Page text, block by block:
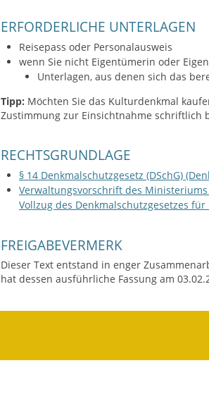
ERFORDERLICHE UNTERLAGEN
Reisepass oder Personalausweis
wenn Sie nicht Eigentümerin oder
Unterlagen, aus denen sich das
Tipp: Möchten Sie das Kulturdenkmal
Zustimmung zur Einsichtnahme schriftlich
RECHTSGRUNDLAGE
§ 14 Denkmalschutzgesetz (DSchG)
Verwaltungsvorschrift des
Vollzug des Denkmalschutzgesetzes
FREIGABEVERMERK
Dieser Text entstand in enger
hat dessen ausführliche Fassung am